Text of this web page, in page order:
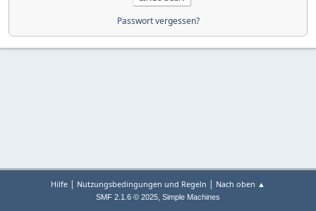
Passwort vergessen?
Hilfe | Nutzungsbedingungen und Regeln | Nach oben ▲
SMF 2.1.6 © 2025, Simple Machines